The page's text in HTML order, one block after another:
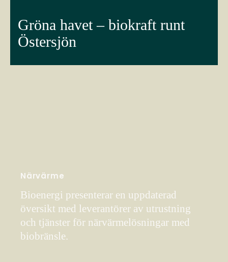
Gröna havet – biokraft runt
Östersjön
Närvärme
Bioenergi presenterar en uppdaterad
översikt med leverantörer av utrustning
och tjänster för närvärmelösningar med
biobränsle.